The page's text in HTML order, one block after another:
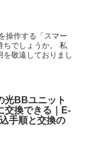
操作する「スマー
ちでしょうか。 私
敬遠しておりまし
光BBユニット
交換できる｜E-
手順と交換の